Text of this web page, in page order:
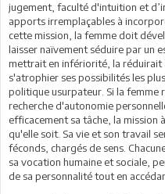
jugement, faculté d'intuition et
apports irremplaçables à
cette mission, la femme doit
laisser naïvement séduire par un
mettrait en infériorité, la réduirait
s'atrophier ses possibilités les
politique usurpateur. Si la femme
recherche d'autonomie
efficacement sa tâche, la mission
qu'elle soit. Sa vie et son travail
féconds, chargés de sens.
sa vocation humaine et sociale,
de sa personnalité tout en